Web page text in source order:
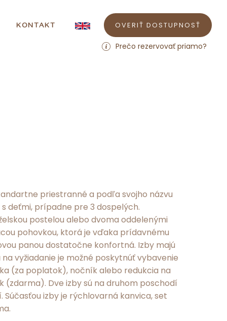
KONTAKT OVERIŤ DOSTUPNOSŤ
Prečo rezervovať priamo?
priestranné a podľa svojho názvu
deťmi, prípadne pre 3 dospelých.
postelou alebo dvoma oddelenými
pohovkou, ktorá je vďaka prídavnému
panou dostatočne konfortná. Izby majú
na vyžiadanie je možné poskytnúť vybavenie
(za poplatok), nočník alebo redukcia na
(zdarma). Dve izby sú na druhom poschodí
Súčasťou izby je rýchlovarná kanvica, set